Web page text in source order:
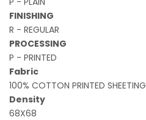
FINISHING
R - REGULAR
PROCESSING
P - PRINTED
Fabric
100% COTTON PRINTED SHEETING
Density
68X68